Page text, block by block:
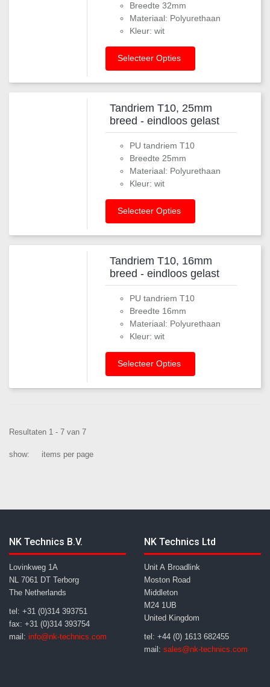
Breedte 32mm
Materiaal: Polyurethaan
Kleur: wit
Selecteer Opties
Tandriem T10, 25mm
breed - eindloos gelast
PU tandriem T10
Breedte 25mm
Materiaal: Polyurethaan
Kleur: wit
Selecteer Opties
Tandriem T10, 16mm
breed - eindloos gelast
PU tandriem T10
Breedte 16mm
Materiaal: Polyurethaan
Kleur: wit
Selecteer Opties
Resultaten 1 - 7 van 7
show: items per page
NK Technics B.V.
Lovinkweg 1A
NL 7061 DT Terborg
The Netherlands
tel: +31 (0)314 393751
fax: +31 (0)314 393754
mail: info@nk-technics.com
NK Technics Ltd
Unit A Broadlink
Moston Road
Middleton
M24 1UB
United Kingdom
tel: +44 (0) 1613 682455
mail: sales@nk-technics.com